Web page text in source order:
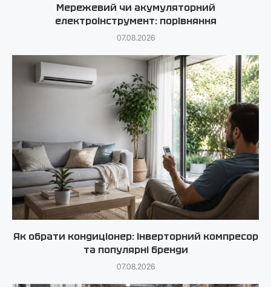
Мережевий чи акумуляторний
електроінструмент: порівняння
07.08.2026
Як обрати кондиціонер: інверторний компресор
та популярні бренди
07.08.2026